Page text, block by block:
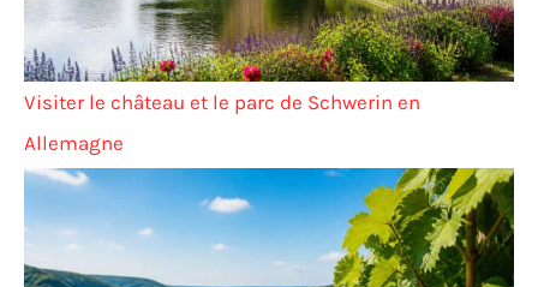
Visiter le château et le parc de Schwerin en
Allemagne